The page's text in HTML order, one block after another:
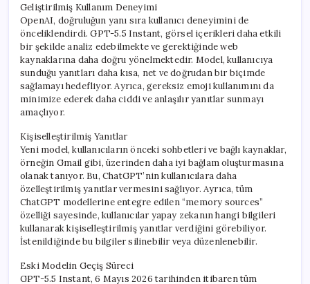
Geliştirilmiş Kullanım Deneyimi
OpenAI, doğruluğun yanı sıra kullanıcı deneyimini de
önceliklendirdi. GPT-5.5 Instant, görsel içerikleri daha etkili
bir şekilde analiz edebilmekte ve gerektiğinde web
kaynaklarına daha doğru yönelmektedir. Model, kullanıcıya
sunduğu yanıtları daha kısa, net ve doğrudan bir biçimde
sağlamayı hedefliyor. Ayrıca, gereksiz emoji kullanımını da
minimize ederek daha ciddi ve anlaşılır yanıtlar sunmayı
amaçlıyor.
Kişiselleştirilmiş Yanıtlar
Yeni model, kullanıcıların önceki sohbetleri ve bağlı kaynaklar,
örneğin Gmail gibi, üzerinden daha iyi bağlam oluşturmasına
olanak tanıyor. Bu, ChatGPT’nin kullanıcılara daha
özelleştirilmiş yanıtlar vermesini sağlıyor. Ayrıca, tüm
ChatGPT modellerine entegre edilen “memory sources”
özelliği sayesinde, kullanıcılar yapay zekanın hangi bilgileri
kullanarak kişiselleştirilmiş yanıtlar verdiğini görebiliyor.
İstenildiğinde bu bilgiler silinebilir veya düzenlenebilir.
Eski Modelin Geçiş Süreci
GPT-5.5 Instant, 6 Mayıs 2026 tarihinden itibaren tüm